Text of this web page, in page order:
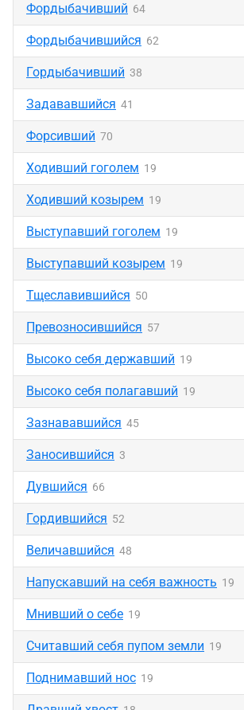
Фордыбачивший 64
Фордыбачившийся 62
Гордыбачивший 38
Задававшийся 41
Форсивший 70
Ходивший гоголем 19
Ходивший козырем 19
Выступавший гоголем 19
Выступавший козырем 19
Тщеславившийся 50
Превозносившийся 57
Высоко себя державший 19
Высоко себя полагавший 19
Зазнававшийся 45
Заносившийся 3
Дувшийся 66
Гордившийся 52
Величавшийся 48
Напускавший на себя важность 19
Мнивший о себе 19
Считавший себя пупом земли 19
Поднимавший нос 19